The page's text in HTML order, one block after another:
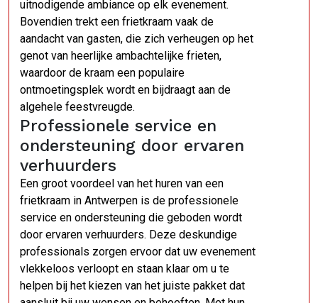
uitnodigende ambiance op elk evenement.
Bovendien trekt een frietkraam vaak de
aandacht van gasten, die zich verheugen op het
genot van heerlijke ambachtelijke frieten,
waardoor de kraam een populaire
ontmoetingsplek wordt en bijdraagt aan de
algehele feestvreugde.
Professionele service en
ondersteuning door ervaren
verhuurders
Een groot voordeel van het huren van een
frietkraam in Antwerpen is de professionele
service en ondersteuning die geboden wordt
door ervaren verhuurders. Deze deskundige
professionals zorgen ervoor dat uw evenement
vlekkeloos verloopt en staan klaar om u te
helpen bij het kiezen van het juiste pakket dat